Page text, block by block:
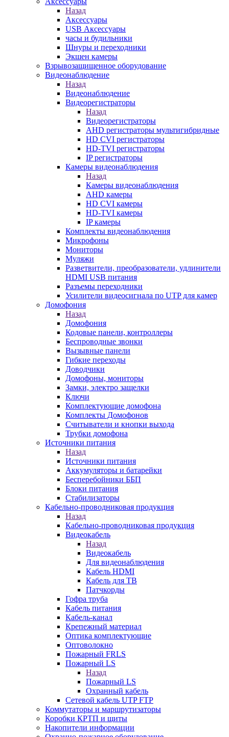
Назад
Аксессуары
USB Аксессуары
часы и будильники
Шнуры и переходники
Экшен камеры
Взрывозащищенное оборудование
Видеонаблюдение
Назад
Видеонаблюдение
Видеорегистраторы
Назад
Видеорегистраторы
AHD регистраторы мультигибридные
HD CVI регистраторы
HD-TVI регистраторы
IP регистраторы
Камеры видеонаблюдения
Назад
Камеры видеонаблюдения
AHD камеры
HD CVI камеры
HD-TVI камеры
IP камеры
Комплекты видеонаблюдения
Микрофоны
Мониторы
Муляжи
Разветвители, преобразователи, удлинители
HDMI USB питания
Разъемы переходники
Усилители видеосигнала по UTP для камер
Домофония
Назад
Домофония
Кодовые панели, контроллеры
Беспроводные звонки
Вызывные панели
Гибкие переходы
Доводчики
Домофоны, мониторы
Замки, электро защелки
Ключи
Комплектующие домофона
Комплекты Домофонов
Считыватели и кнопки выхода
Трубки домофона
Источники питания
Назад
Источники питания
Аккумуляторы и батарейки
Бесперебойники ББП
Блоки питания
Стабилизаторы
Кабельно-проводниковая продукция
Назад
Кабельно-проводниковая продукция
Видеокабель
Назад
Видеокабель
Для видеонаблюдения
Кабель HDMI
Кабель для ТВ
Патчкорды
Гофра труба
Кабель питания
Кабель-канал
Крепежный материал
Оптика комплектующие
Оптоволокно
Пожарный FRLS
Пожарный LS
Назад
Пожарный LS
Охранный кабель
Сетевой кабель UTP FTP
Коммутаторы и маршрутизаторы
Коробки КРТП и щиты
Накопители информации